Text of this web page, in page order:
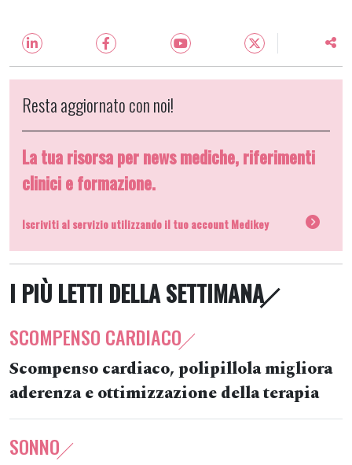
Resta aggiornato con noi!
La tua risorsa per news mediche, riferimenti
clinici e formazione.
Iscriviti al servizio utilizzando il tuo account Medikey
I PIÙ LETTI DELLA SETTIMANA
SCOMPENSO CARDIACO
Scompenso cardiaco, polipillola migliora
aderenza e ottimizzazione della terapia
SONNO